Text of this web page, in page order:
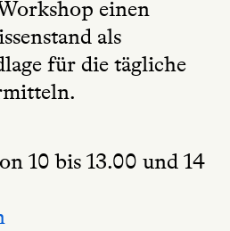
einen
als
für die tägliche
10 bis 13.00 und 14